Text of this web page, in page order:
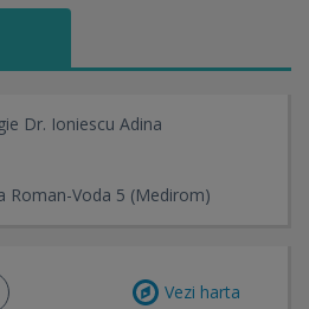
Dr. Ioniescu Adina
Roman-Voda 5 (Medirom)
Vezi harta